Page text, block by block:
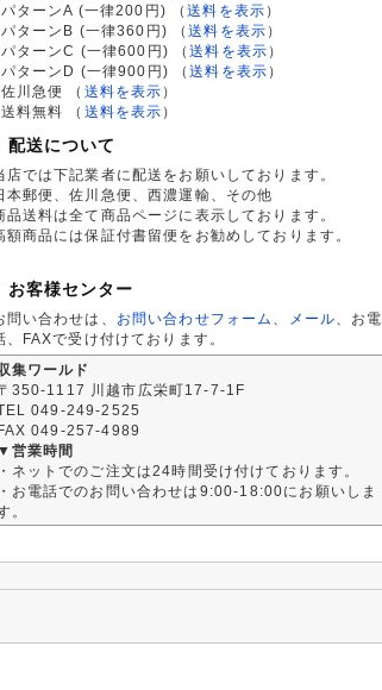
ターンA (一律200円)
（送料を表示 ）
ターンB (一律360円)
（送料を表示 ）
ターンC (一律600円)
（送料を表示 ）
ターンD (一律900円)
（送料を表示 ）
川急便
（ 送料を表示 ）
料無料
（ 送料を表示 ）
配送について
店では下記業者に配送をお願いしております。
本郵便、佐川急便、西濃運輸、その他
品送料は全て商品ページに表示しております。
額商品には保証付書留便をお勧めしております。
お客様センター
問い合わせは、 お問い合わせフォーム メール 、お電
、FAXで受け付けております。
集ワールド
350-1117 川越市広栄町17-7-1F
049-249-2525
FAX 049-257-4989
▼営業時間
・ネットでのご注文は24時間受け付けております。
・お電話でのお問い合わせは9:00-18:00にお願いしま
。